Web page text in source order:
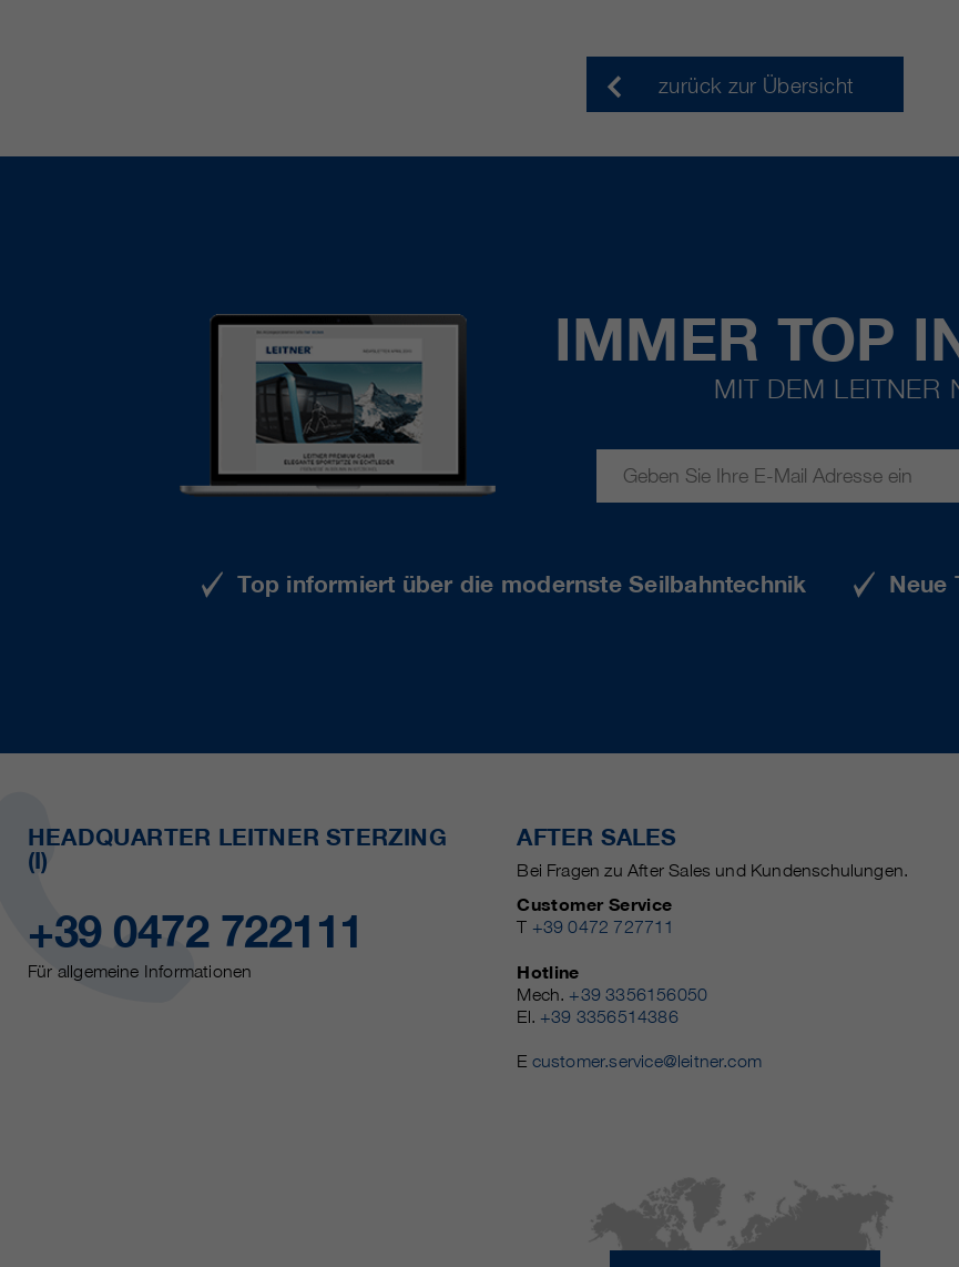
zurück zur Übersicht
IMMER TOP
MIT DEM LEITNER
Top informiert über die modernste Seilbahntechnik Neue
HEADQUARTER LEITNER STERZING
(I)
+39 0472 722111
Für allgemeine Informationen
AFTER SALES
Bei Fragen zu After Sales und Kundenschulungen.
Customer Service
T +39 0472 727711
Hotline
Mech. +39 3356156050
El. +39 3356514386
E customer.service@leitner.com